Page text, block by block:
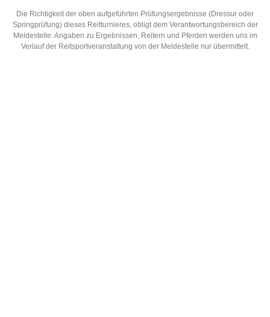
Die Richtigkeit der oben aufgeführten Prüfungsergebnisse (Dressur oder
Springprüfung) dieses Reitturnieres, obligt dem Verantwortungsbereich der
Meldestelle. Angaben zu Ergebnissen, Reitern und Pferden werden uns im
Verlauf der Reitsportveranstaltung von der Meldestelle nur übermittelt.